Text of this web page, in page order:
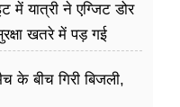
में यात्री ने एग्जिट डोर
खतरे में पड़ गई
के बीच गिरी बिजली,